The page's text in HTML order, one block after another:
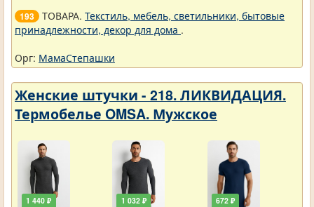
193 ТОВАРА. Текстиль, мебель, светильники, бытовые
принадлежности, декор для дома .
Орг: МамаСтепашки
Женские штучки - 218. ЛИКВИДАЦИЯ.
Термобелье OMSA. Мужское
1 440 ₽ 1 032 ₽ 672 ₽